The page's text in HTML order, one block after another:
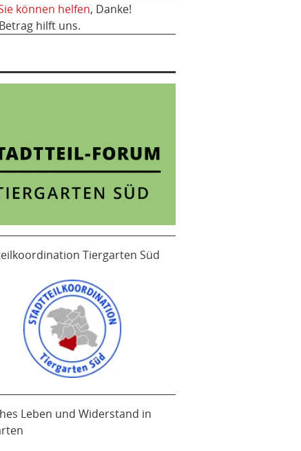
können helfen, Danke!
hilft uns.
Tiergarten Süd
Leben und Widerstand in